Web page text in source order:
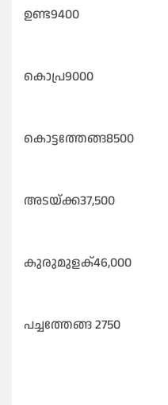
ഉണ്ട9400
കൊപ്ര9000
കൊട്ടത്തേങ്ങ8500
അടയ്ക്ക37,500
കുരുമുളക്46,000
പച്ചത്തേങ്ങ 2750